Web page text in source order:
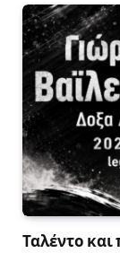
Ταλέντο